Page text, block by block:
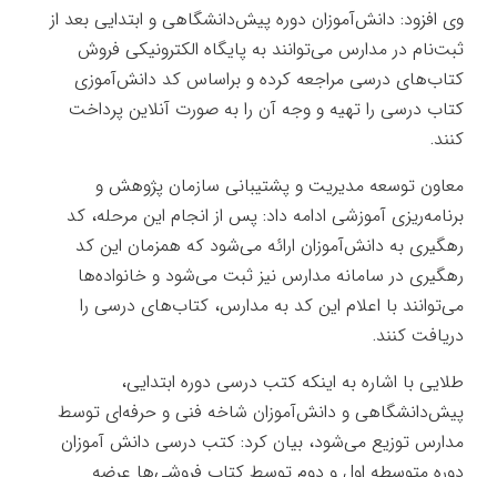
وی افزود: دانش‌آموزان دوره پیش‌دانشگاهی و ابتدایی بعد از
ثبت‌نام در مدارس می‌توانند به پایگاه الکترونیکی فروش
کتاب‌های درسی مراجعه کرده و براساس کد دانش‌آموزی
کتاب درسی را تهیه و وجه آن را به صورت آنلاین پرداخت
کنند.
معاون توسعه مدیریت و پشتیبانی سازمان پژوهش و
برنامه‌ریزی آموزشی ادامه داد: پس از انجام این مرحله، کد
رهگیری به دانش‌آموزان ارائه می‌شود که همزمان این کد
رهگیری در سامانه مدارس نیز ثبت می‌شود و خانواده‌ها
می‌توانند با اعلام این کد به مدارس، کتاب‌های درسی را
دریافت کنند.
طلایی با اشاره به اینکه کتب درسی دوره ابتدایی،
پیش‌دانشگاهی و دانش‌آموزان شاخه فنی و حرفه‌ای توسط
مدارس توزیع می‌شود، بیان کرد: کتب درسی دانش آموزان
دوره متوسطه ‌اول و دوم توسط کتاب فروشی‌ها عرضه